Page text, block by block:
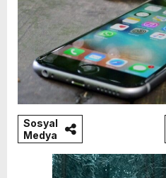
Sosyal
Medya